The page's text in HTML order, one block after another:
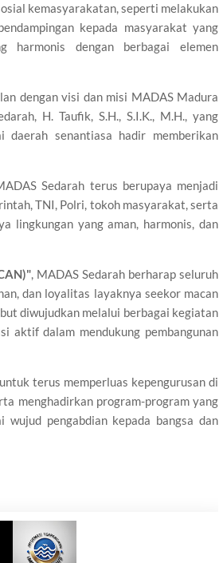
kemasyarakatan, seperti melakukan
kepada masyarakat yang
harmonis dengan berbagai elemen
dengan visi dan misi MADAS Madura
H. Taufik, S.H., S.I.K., M.H., yang
daerah senantiasa hadir memberikan
Sedarah terus berupaya menjadi
TNI, Polri, tokoh masyarakat, serta
lingkungan yang aman, harmonis, dan
, MADAS Sedarah berharap seluruh
dan loyalitas layaknya seekor macan
diwujudkan melalui berbagai kegiatan
aktif dalam mendukung pembangunan
terus memperluas kepengurusan di
menghadirkan program-program yang
pengabdian kepada bangsa dan